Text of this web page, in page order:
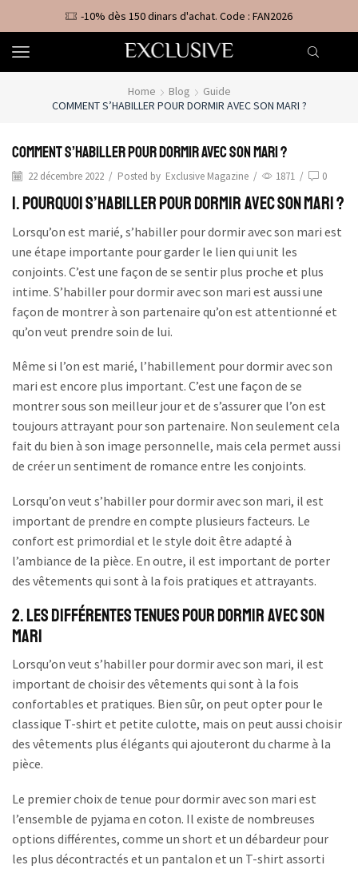
-10% dès 150 dinars d'achat. Code : FAN2026
Home Blog
Guide
COMMENT S’HABILLER POUR DORMIR AVEC SON MARI ?
Comment s’habiller pour dormir avec son mari ?
22 décembre 2022 / Posted by Exclusive Magazine / 1871 / 0
1. Pourquoi s’habiller pour dormir avec son mari ?
Lorsqu’on est marié, s’habiller pour dormir avec son mari est
une étape importante pour garder le lien qui unit les
conjoints. C’est une façon de se sentir plus proche et plus
intime. S’habiller pour dormir avec son mari est aussi une
façon de montrer à son partenaire qu’on est attentionné et
qu’on veut prendre soin de lui.
Même si l’on est marié, l’habillement pour dormir avec son
mari est encore plus important. C’est une façon de se
montrer sous son meilleur jour et de s’assurer que l’on est
toujours attrayant pour son partenaire. Non seulement cela
fait du bien à son image personnelle, mais cela permet aussi
de créer un sentiment de romance entre les conjoints.
Lorsqu’on veut s’habiller pour dormir avec son mari, il est
important de prendre en compte plusieurs facteurs. Le
confort est primordial et le style doit être adapté à
l’ambiance de la pièce. En outre, il est important de porter
des vêtements qui sont à la fois pratiques et attrayants.
2. Les différentes tenues pour dormir avec son
mari
Lorsqu’on veut s’habiller pour dormir avec son mari, il est
important de choisir des vêtements qui sont à la fois
confortables et pratiques. Bien sûr, on peut opter pour le
classique T-shirt et petite culotte, mais on peut aussi choisir
des vêtements plus élégants qui ajouteront du charme à la
pièce.
Le premier choix de tenue pour dormir avec son mari est
l’ensemble de pyjama en coton. Il existe de nombreuses
options différentes, comme un short et un débardeur pour
les plus décontractés et un pantalon et un T-shirt assorti